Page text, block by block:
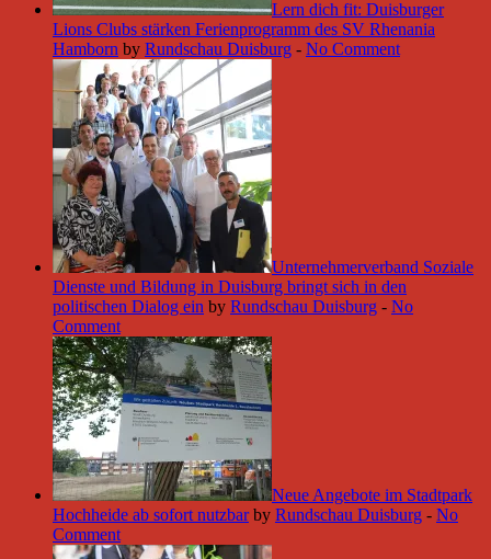
Lern dich fit: Duisburger
Lions Clubs stärken Ferienprogramm des SV Rhenania
Hamborn by Rundschau Duisburg - No Comment
Unternehmerverband Soziale
Dienste und Bildung in Duisburg bringt sich in den
politischen Dialog ein by Rundschau Duisburg - No
Comment
Neue Angebote im Stadtpark
Hochheide ab sofort nutzbar by Rundschau Duisburg - No
Comment